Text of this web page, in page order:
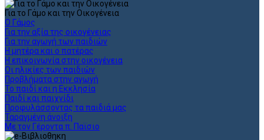
Για το Γάμο και την Οικογένεια
Ο Γάμος
Για την αξία της οικογένειας
Για την αγωγή των παιδιών
Η μητέρα και ο πατέρας
Η επικοινωνία στην οικογένεια
Οι ηλικίες των παιδιών
Προβλήματα στην αγωγή
Το παιδί και η Εκκλησία
Παιδί και παιχνίδι
Προφυλάσσοντας τα παιδιά μας
Ταραγμένη άνοιξη
Με τον Γέροντα π. Παϊσιο